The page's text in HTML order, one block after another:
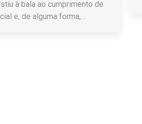
à bala ao cumprimento de
e, de alguma forma,…